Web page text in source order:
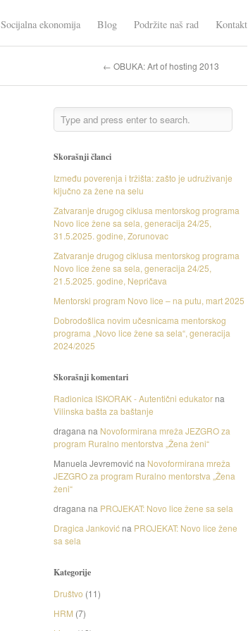
Socijalna ekonomija Blog Podržite naš rad Kontakt
← OBUKA: Art of hosting 2013
Skorašnji članci
Između poverenja i tržišta: zašto je udruživanje
ključno za žene na selu
Zatvaranje drugog ciklusa mentorskog programa
Novo lice žene sa sela, generacija 24/25,
31.5.2025. godine, Zorunovac
Zatvaranje drugog ciklusa mentorskog programa
Novo lice žene sa sela, generacija 24/25,
21.5.2025. godine, Nepričava
Mentorski program Novo lice – na putu, mart 2025
Dobrodošlica novim učesnicama mentorskog
programa „Novo lice žene sa sela“, generacija
2024/2025
Skorašnji komentari
Radionica ISKORAK - Autentični edukator na
Vilinska bašta za baštanje
dragana na Novoformirana mreža JEZGRO za
program Ruralno mentorstva „Žena ženi“
Manuela Jevremović na Novoformirana mreža
JEZGRO za program Ruralno mentorstva „Žena
ženi“
dragana na PROJEKAT: Novo lice žene sa sela
Dragica Janković na PROJEKAT: Novo lice žene
sa sela
Kategorije
Društvo (11)
HRM (7)